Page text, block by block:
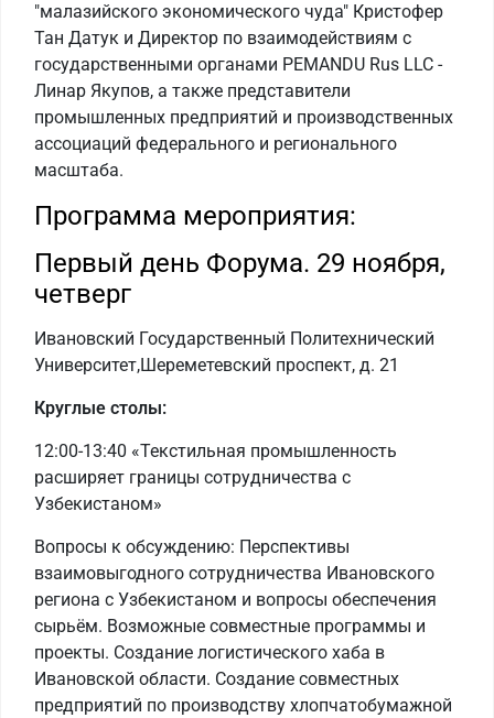
"малазийского экономического чуда" Кристофер
Тан Датук и Директор по взаимодействиям с
государственными органами PEMANDU Rus LLC -
Линар Якупов, а также представители
промышленных предприятий и производственных
ассоциаций федерального и регионального
масштаба.
Программа мероприятия:
Первый день Форума. 29 ноября,
четверг
Ивановский Государственный Политехнический
Университет,Шереметевский проспект, д. 21
Круглые столы:
12:00-13:40 «Текстильная промышленность
расширяет границы сотрудничества с
Узбекистаном»
Вопросы к обсуждению: Перспективы
взаимовыгодного сотрудничества Ивановского
региона с Узбекистаном и вопросы обеспечения
сырьём. Возможные совместные программы и
проекты. Создание логистического хаба в
Ивановской области. Создание совместных
предприятий по производству хлопчатобумажной